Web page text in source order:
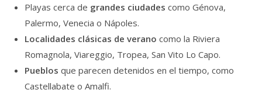
Playas cerca de grandes ciudades como Génova,
Palermo, Venecia o Nápoles.
Localidades clásicas de verano como la Riviera
Romagnola, Viareggio, Tropea, San Vito Lo Capo.
Pueblos que parecen detenidos en el tiempo, como
Castellabate o Amalfi.